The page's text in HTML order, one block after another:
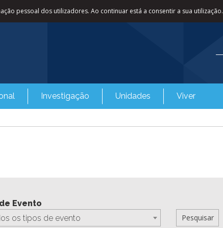
pessoal dos utilizadores. Ao continuar está a consentir a sua utilização.
Investigação Unidades Viver
Evento
os tipos de evento